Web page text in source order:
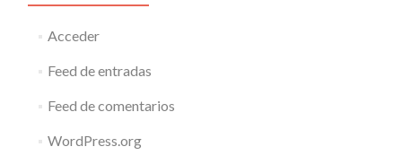
Acceder
Feed de entradas
Feed de comentarios
WordPress.org